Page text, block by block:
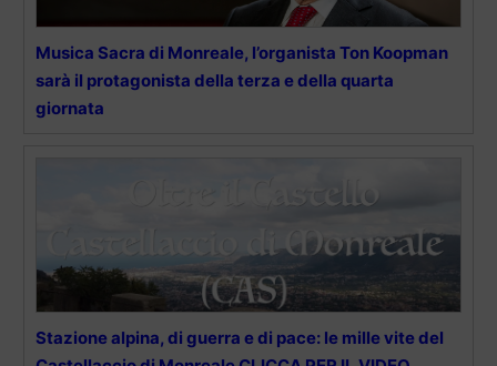
Musica Sacra di Monreale, l’organista Ton Koopman
sarà il protagonista della terza e della quarta
giornata
Stazione alpina, di guerra e di pace: le mille vite del